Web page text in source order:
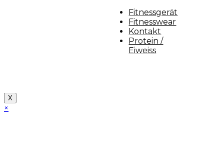
Fitnessgerät
Fitnesswear
Kontakt
Protein /
Eiweiss
X
×